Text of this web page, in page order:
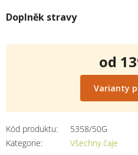
Doplněk stravy
Kód produktu:
5358/50G
Kategorie: Všechny čaje
od
Měrná
cena:
Varianty